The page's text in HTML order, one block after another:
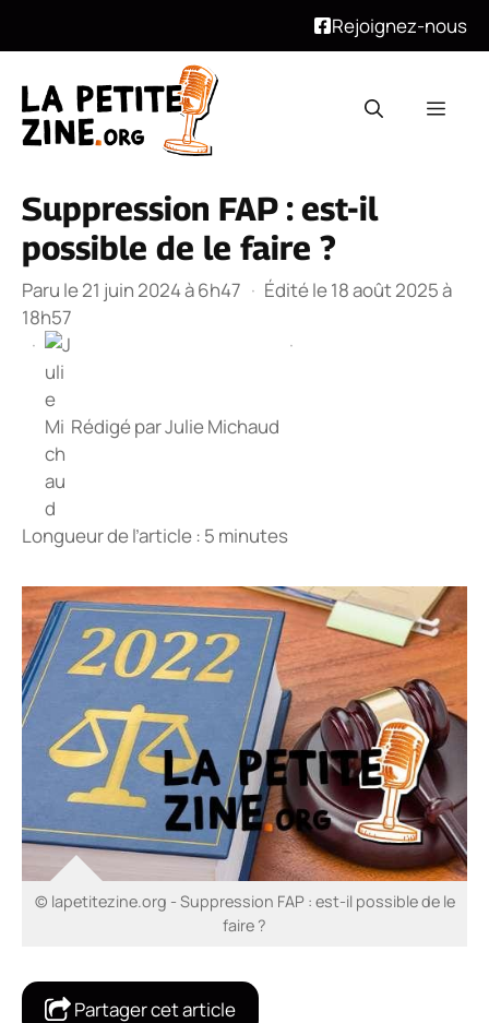
Rejoignez-nous
contenu
Suppression FAP : est-il
possible de le faire ?
Paru le 21 juin 2024 à 6h47 · Édité le 18 août 2025 à
18h57
·
Rédigé parJulie Michaud
·
Longueur de l’article : 5 minutes
© lapetitezine.org - Suppression FAP : est-il possible de le
faire ?
Partager cet article